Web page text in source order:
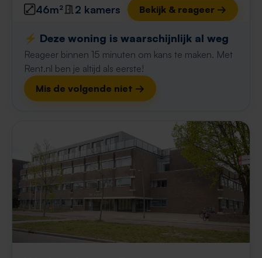
46m² 2 kamers Bekijk & reageer →
⚡️ Deze woning is waarschijnlijk al weg
Reageer binnen 15 minuten om kans te maken. Met
Rent.nl ben je altijd als eerste!
Mis de volgende niet →